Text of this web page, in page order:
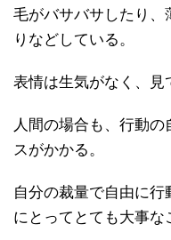
毛がバサバサしたり、
りなどしている。
表情は生気がなく、見
人間の場合も、行動
スがかかる。
自分の裁量で自由に
にとってとても大事な